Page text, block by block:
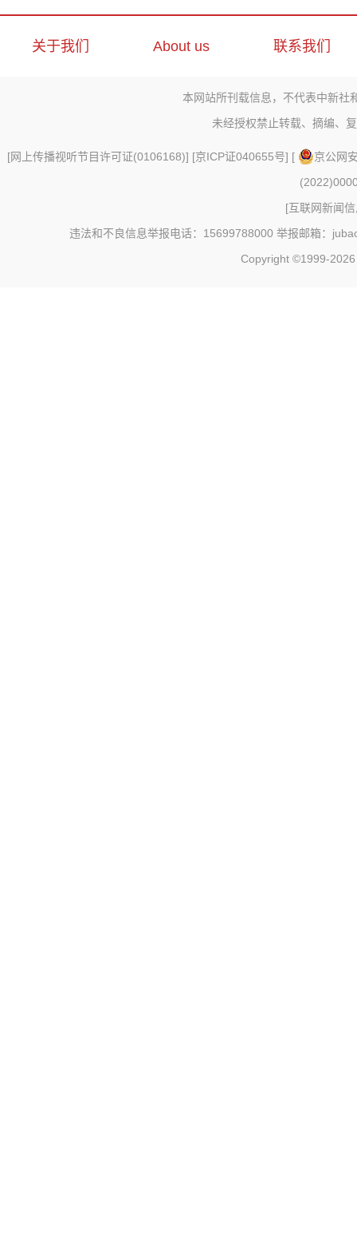
关于我们 About us 联系我们
本网站所刊载信息，不代表中新社
未经授权禁止转载、摘编、
[网上传播视听节目许可证(0106168)] [京ICP证040655号] [
京公网
[互联网新闻
违法和不良信息举报电话：15699788000 举报邮箱：
Copyright ©1999-